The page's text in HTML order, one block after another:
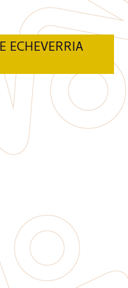
ECHEVERRIA